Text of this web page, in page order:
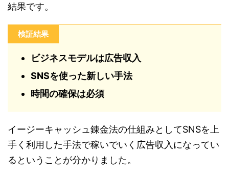
結果です。
検証結果
ビジネスモデルは広告収入
SNSを使った新しい手法
時間の確保は必須
イージーキャッシュ錬金法の仕組みとしてSNSを上
手く利用した手法で稼いでいく広告収入になってい
るということが分かりました。